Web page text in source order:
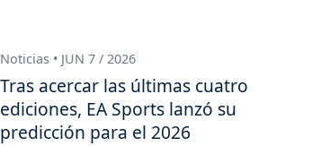
Noticias • JUN 7 / 2026
Tras acercar las últimas cuatro
ediciones, EA Sports lanzó su
predicción para el 2026